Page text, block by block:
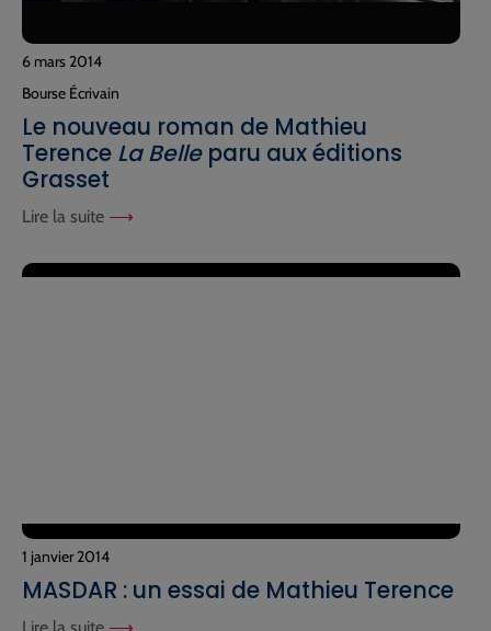
6 mars 2014
Bourse Écrivain
Le nouveau roman de Mathieu
Terence La Belleparu aux éditions
Grasset
Lire la suite
1 janvier 2014
MASDAR : un essai de Mathieu Terence